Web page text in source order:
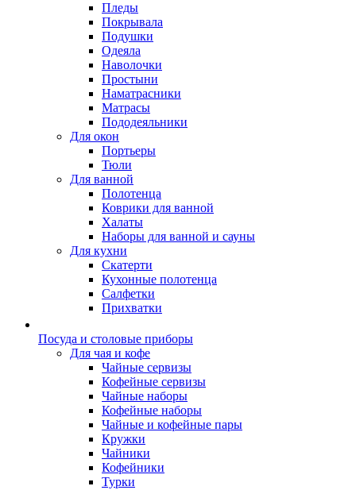
Пледы
Покрывала
Подушки
Одеяла
Наволочки
Простыни
Наматрасники
Матрасы
Пододеяльники
Для окон
Портьеры
Тюли
Для ванной
Полотенца
Коврики для ванной
Халаты
Наборы для ванной и сауны
Для кухни
Скатерти
Кухонные полотенца
Салфетки
Прихватки
Посуда и столовые приборы
Для чая и кофе
Чайные сервизы
Кофейные сервизы
Чайные наборы
Кофейные наборы
Чайные и кофейные пары
Кружки
Чайники
Кофейники
Турки